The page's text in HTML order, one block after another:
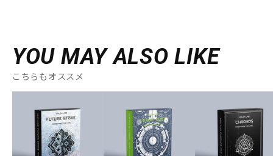
YOU MAY ALSO LIKE
こちらもオススメ